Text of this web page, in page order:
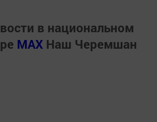
в национальном
MАХ Наш Черемшан